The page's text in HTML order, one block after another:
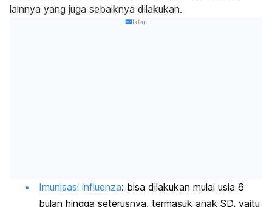
lainnya yang juga sebaiknya dilakukan.
Iklan
Imunisasi influenza: bisa dilakukan mulai usia 6
bulan hingga seterusnya, termasuk anak SD, yaitu